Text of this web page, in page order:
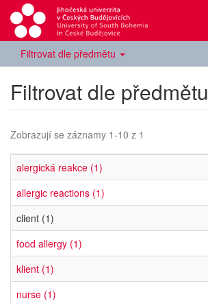
Filtrovat dle předmětu
Filtrovat dle předmětu
Zobrazují se záznamy 1-10 z 1
alergická reakce (1)
allergic reactions (1)
client (1)
food allergy (1)
klient (1)
nurse (1)